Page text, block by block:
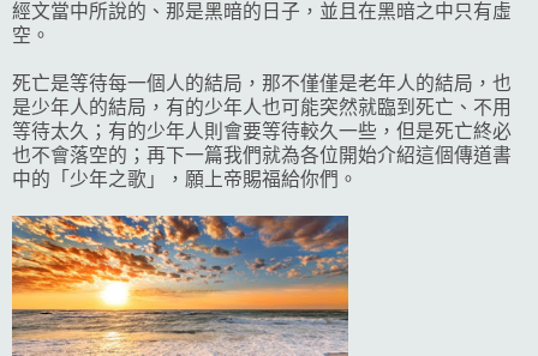
經文當中所說的、那是黑暗的日子，並且在黑暗之中只有虛
空。
死亡是等待每一個人的結局，那不僅僅是老年人的結局，也
是少年人的結局，有的少年人也可能突然就臨到死亡、不用
等待太久；有的少年人則會要等待較久一些，但是死亡終必
也不會落空的；再下一篇我們就為各位開始介紹這個傳道書
中的「少年之歌」，願上帝賜福給你們。